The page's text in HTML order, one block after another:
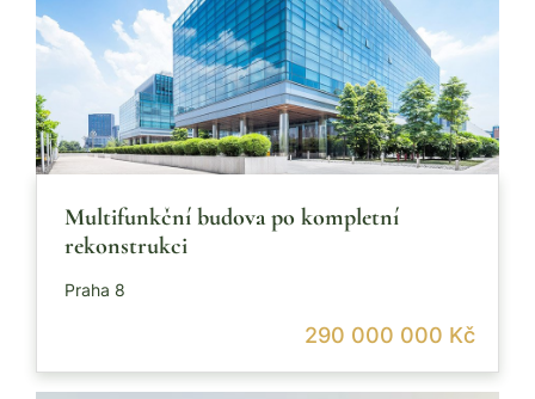
Multifunkční budova po kompletní
rekonstrukci
Praha 8
290 000 000 Kč